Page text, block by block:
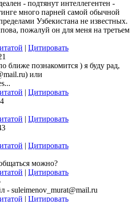
- подтянут интеллегентен -
много парней самой обычной
Узбекистана не известных.
пожалуй он для меня на третьем
| Цитировать
ближе познакомится ) я буду рад,
или
| Цитировать
| Цитировать
| Цитировать
можно?
| Цитировать
suleimenov_murat@mail.ru
| Цитировать